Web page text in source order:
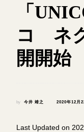
「
コ ネ
開開始
by 今井 靖之 2020年12月
Last Updated on